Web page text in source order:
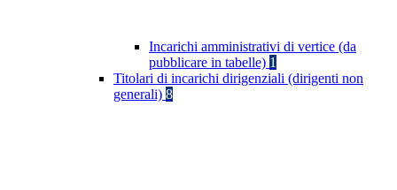
Incarichi amministrativi di vertice (da
pubblicare in tabelle) 1
Titolari di incarichi dirigenziali (dirigenti non
generali) 8